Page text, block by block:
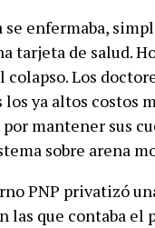
se enfermaba,
tarjeta de salud.
Los
ya altos costos
mantener sus
sobre arena
PNP privatizó
las que contaba el